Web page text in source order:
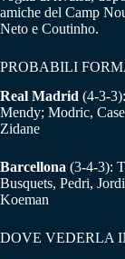
amiche del Camp
Neto e Coutinho.
PROBABILI
Real Madrid (4-3-
Mendy; Modric,
Zidane
Barcellona (3-4-3):
Busquets, Pedri,
Koeman
DOVE VEDERLA